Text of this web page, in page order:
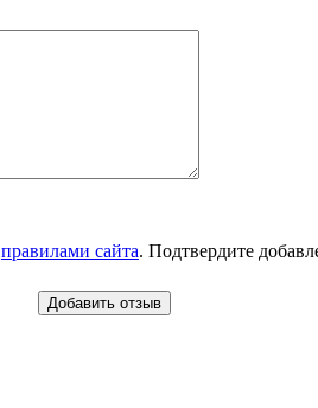
правилами сайта. Подтвердите
Добавить отзыв